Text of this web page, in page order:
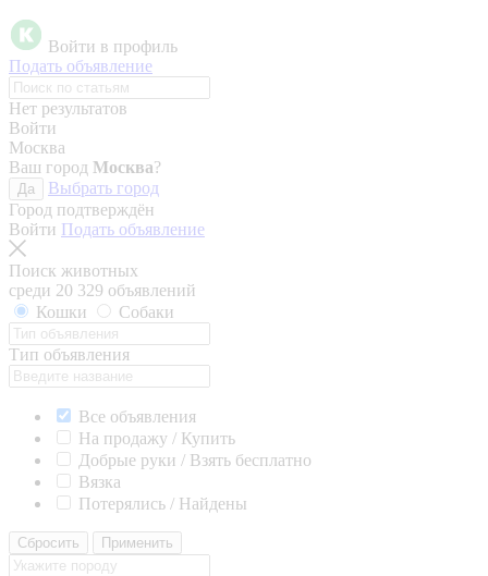
Войти в профиль
Подать объявление
Нет результатов
Войти
Москва
Ваш город Москва?
Да
Выбрать город
Город подтверждён
Войти Подать объявление
Поиск животных
среди 20 329 объявлений
Кошки
Собаки
Тип объявления
Все объявления
На продажу / Купить
Добрые руки / Взять бесплатно
Вязка
Потерялись / Найдены
Сбросить Применить